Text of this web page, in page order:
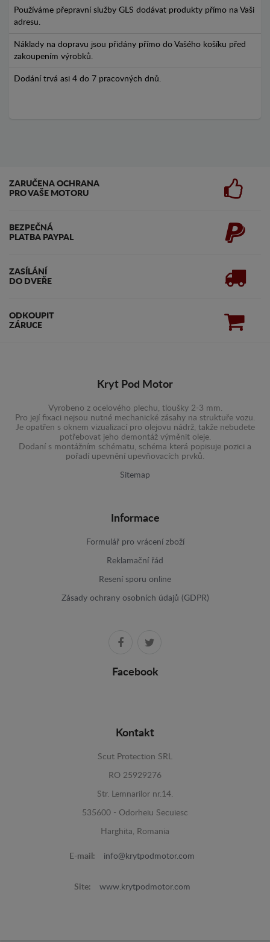
Používáme přepravní služby GLS dodávat produkty přímo na Vaši
adresu.
Náklady na dopravu jsou přidány přímo do Vašého košíku před
zakoupením výrobků.
Dodání trvá asi 4 do 7 pracovných dnů.
ZARUČENA OCHRANA
PRO VAŠE MOTORU
BEZPEČNÁ
PLATBA PAYPAL
ZASÍLÁNÍ
DO DVEŘE
ODKOUPIT
ZÁRUCE
Kryt Pod Motor
Vyrobeno z ocelového plechu, tloušky 2-3 mm.
Pro její fixaci nejsou nutné mechanické zásahy na struktuře vozu.
Je opatřen s oknem vizualizací pro olejovu nádrž, takže nebudete
potřebovat jeho demontáž výměnit oleje.
Dodaní s montážním schématu, schéma která popisuje pozici a
pořadí upevnění upevňovacích prvků.
Sitemap
Informace
Formulář pro vrácení zboží
Reklamační řád
Resení sporu online
Zásady ochrany osobních údajů (GDPR)
Facebook
Kontakt
Scut Protection SRL
RO 25929276
Str. Lemnarilor nr.14.
535600 - Odorheiu Secuiesc
Harghita, Romania
E-mail: info@krytpodmotor.com
Site: www.krytpodmotor.com